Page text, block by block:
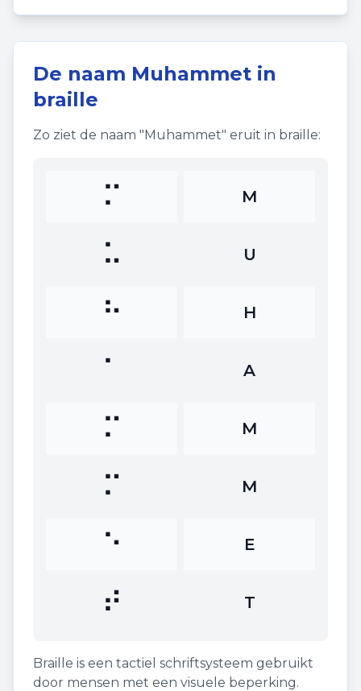
De naam Muhammet in
braille
Zo ziet de naam "Muhammet" eruit in braille:
⠍ M
⠥ U
⠓ H
⠁ A
⠍ M
⠍ M
⠑ E
⠞ T
Braille is een tactiel schriftsysteem gebruikt
door mensen met een visuele beperking.